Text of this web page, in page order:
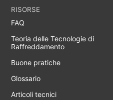
RISORSE
FAQ
Teoria delle Tecnologie di
Raffreddamento
Buone pratiche
Glossario
Articoli tecnici